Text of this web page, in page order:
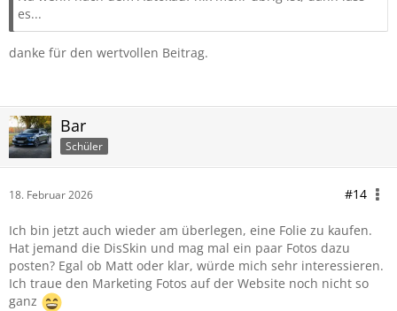
es...
danke für den wertvollen Beitrag.
Bar
Schüler
18. Februar 2026 #14
Ich bin jetzt auch wieder am überlegen, eine Folie zu kaufen.
Hat jemand die DisSkin und mag mal ein paar Fotos dazu
posten? Egal ob Matt oder klar, würde mich sehr interessieren.
Ich traue den Marketing Fotos auf der Website noch nicht so
ganz